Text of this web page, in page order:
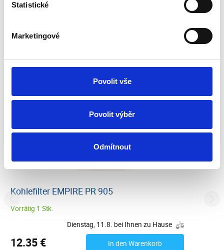
Statistické
Marketingové
Povolit vše
Povolit výběr
Odmítnout
Kohlefilter EMPIRE PR 905
Vorrätig 1 Stk.
Dienstag, 11.8. bei Ihnen zu Hause
12.35 € In den Warenkorb